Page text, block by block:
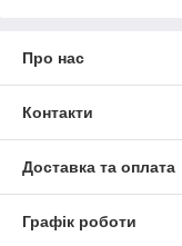
Про нас
Контакти
Доставка та оплата
Графік роботи